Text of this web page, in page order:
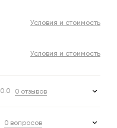
Условия и стоимость
Условия и стоимость
0.0 0 отзывов
0 вопросов